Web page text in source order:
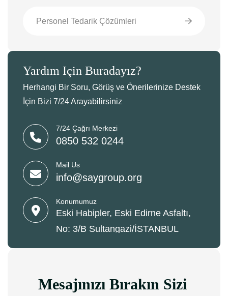
Personel Tedarik Çözümleri
Yardım İçin Buradayız?
Herhangi Bir Soru, Görüş ve Önerilerinize Destek
İçin Bizi 7/24 Arayabilirsiniz
7/24 Çağrı Merkezi
0850 532 0244
Mail Us
info@saygroup.org
Konumumuz
Eski Habipler, Eski Edirne Asfaltı,
No: 3/B Sultangazi/İSTANBUL
Mesajınızı Bırakın Sizi